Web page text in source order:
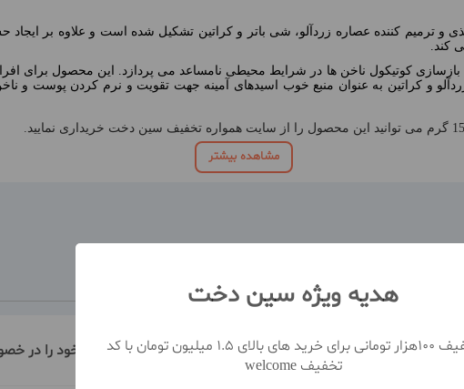
و ترمیم کننده عصاره زردآلو، شی باتر و کراتین تشکیل شده است و علاوه بر
کند.
کوتیکول ناخن ها در شرایط محیطی نامساعد می پردازد. این محصول برای
و کراتین به عنوان منبع خوب اسیدهای آمینه جهت تقویت و نرم کردن پوست و
مشاهده بیشتر
نظر خود را در
هدیه ویژه سین دخت
تخفیف 100هزار تومانی برای خرید های بالای 1.5 میلیون تومان با کد
تخفیف welcome